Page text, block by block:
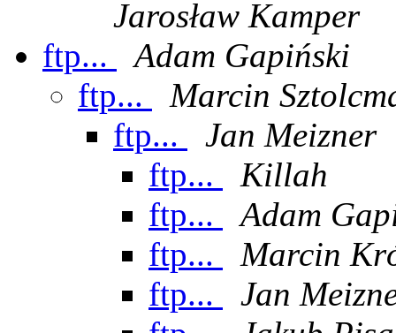
Jarosław Kamper
ftp...
Adam Gapiński
ftp...
Marcin
ftp...
Jan Meizner
ftp...
Killah
ftp...
Adam
ftp...
Marcin
ftp...
Jan